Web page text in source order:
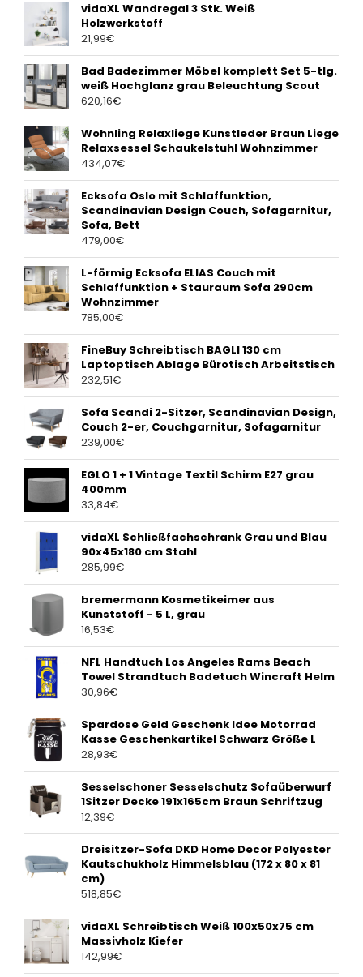
vidaXL Wandregal 3 Stk. Weiß
Holzwerkstoff
21,99€
Bad Badezimmer Möbel komplett Set 5-tlg.
weiß Hochglanz grau Beleuchtung Scout
620,16€
Wohnling Relaxliege Kunstleder Braun Liege
Relaxsessel Schaukelstuhl Wohnzimmer
434,07€
Ecksofa Oslo mit Schlaffunktion,
Scandinavian Design Couch, Sofagarnitur,
Sofa, Bett
479,00€
L-förmig Ecksofa ELIAS Couch mit
Schlaffunktion + Stauraum Sofa 290cm
Wohnzimmer
785,00€
FineBuy Schreibtisch BAGLI 130 cm
Laptoptisch Ablage Bürotisch Arbeitstisch
232,51€
Sofa Scandi 2-Sitzer, Scandinavian Design,
Couch 2-er, Couchgarnitur, Sofagarnitur
239,00€
EGLO 1 + 1 Vintage Textil Schirm E27 grau
400mm
33,84€
vidaXL Schließfachschrank Grau und Blau
90x45x180 cm Stahl
285,99€
bremermann Kosmetikeimer aus
Kunststoff - 5 L, grau
16,53€
NFL Handtuch Los Angeles Rams Beach
Towel Strandtuch Badetuch Wincraft Helm
30,96€
Spardose Geld Geschenk Idee Motorrad
Kasse Geschenkartikel Schwarz Größe L
28,93€
Sesselschoner Sesselschutz Sofaüberwurf
1Sitzer Decke 191x165cm Braun Schriftzug
12,39€
Dreisitzer-Sofa DKD Home Decor Polyester
Kautschukholz Himmelsblau (172 x 80 x 81
cm)
518,85€
vidaXL Schreibtisch Weiß 100x50x75 cm
Massivholz Kiefer
142,99€